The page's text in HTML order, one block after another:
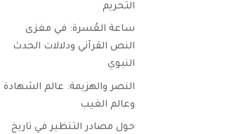
التحريم
ساعة العُسرة: في مغزى
النص القرآني ودلالات الحدث
النبوي
النصر والهزيمة: عالم الشهادة
وعالم الغيب
حول مصادر التنظير في تاريخ